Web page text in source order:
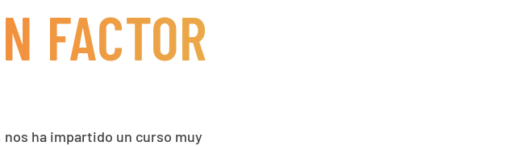
FACTOR
nos ha impartido un curso muy